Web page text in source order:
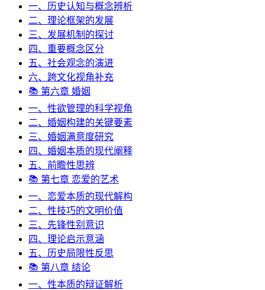
一、历史认知与概念辨析
二、理论框架的发展
三、发展机制的探讨
四、重要概念区分
五、社会观念的演进
六、跨文化视角补充
📚 第六章 婚姻
一、性欲管理的科学视角
二、婚姻构建的关键要素
三、婚姻满意度研究
四、婚姻本质的现代阐释
五、前瞻性思辨
📚 第七章 恋爱的艺术
一、恋爱本质的现代解构
二、性技巧的文明价值
三、先锋性别意识
四、理论启示意涵
五、历史局限性反思
📚 第八章 结论
一、性本质的辩证解析